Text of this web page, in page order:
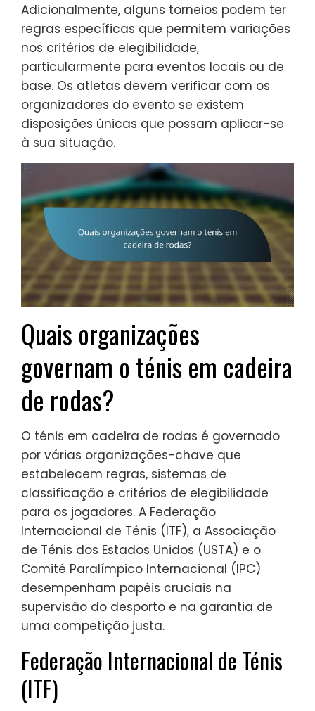
Adicionalmente, alguns torneios podem ter
regras específicas que permitem variações
nos critérios de elegibilidade,
particularmente para eventos locais ou de
base. Os atletas devem verificar com os
organizadores do evento se existem
disposições únicas que possam aplicar-se
à sua situação.
Quais organizações
governam o ténis em cadeira
de rodas?
O ténis em cadeira de rodas é governado
por várias organizações-chave que
estabelecem regras, sistemas de
classificação e critérios de elegibilidade
para os jogadores. A Federação
Internacional de Ténis (ITF), a Associação
de Ténis dos Estados Unidos (USTA) e o
Comité Paralímpico Internacional (IPC)
desempenham papéis cruciais na
supervisão do desporto e na garantia de
uma competição justa.
Federação Internacional de Ténis
(ITF)